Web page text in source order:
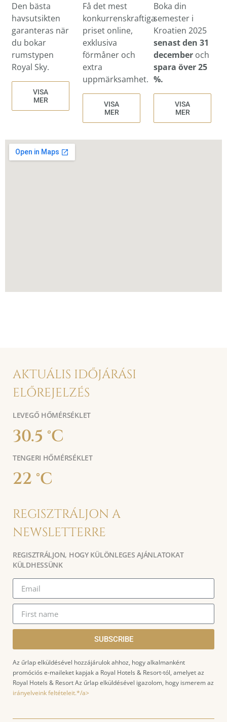
Den bästa
havsutsikten
garanteras när
du bokar
rumstypen
Royal Sky.
VISA
MER
Få det mest
konkurrenskraftiga
priset online,
exklusiva
förmåner och
extra
uppmärksamhet.
VISA
MER
Boka din
semester i
Kroatien 2025
senast den 31
december och
spara över 25
%.
VISA
MER
AKTUÁLIS IDŐJÁRÁSI
ELŐREJELZÉS
LEVEGŐ HŐMÉRSÉKLET
30.5 °C
TENGERI HŐMÉRSÉKLET
22 °C
REGISZTRÁLJON A
NEWSLETTERRE
REGISZTRÁLJON, HOGY KÜLÖNLEGES AJÁNLATOKAT
KÜLDHESSÜNK
SUBSCRIBE
Az űrlap elküldésével hozzájárulok ahhoz, hogy alkalmanként
promóciós e-maileket kapjak a Royal Hotels & Resort-tól, amelyet az
Royal Hotels & Resort Az űrlap elküldésével igazolom, hogy ismerem az
irányelveink feltételeit.*/a>